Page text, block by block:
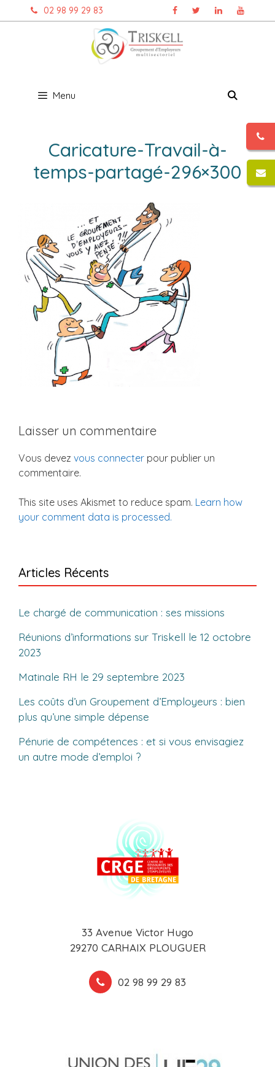
au
02 98 99 29 83
Menu
Caricature-Travail-à-
temps-partagé-296×300
Laisser un commentaire
Vous devez vous connecter pour publier un
commentaire.
This site uses Akismet to reduce spam. Learn how
your comment data is processed.
Articles Récents
Le chargé de communication : ses missions
Réunions d’informations sur Triskell le 12 octobre
2023
Matinale RH le 29 septembre 2023
Les coûts d’un Groupement d’Employeurs : bien
plus qu’une simple dépense
Pénurie de compétences : et si vous envisagiez
un autre mode d’emploi ?
33 Avenue Victor Hugo
29270 CARHAIX PLOUGUER
02 98 99 29 83